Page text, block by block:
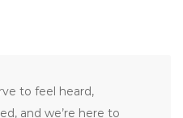
to feel heard,
and we’re here to